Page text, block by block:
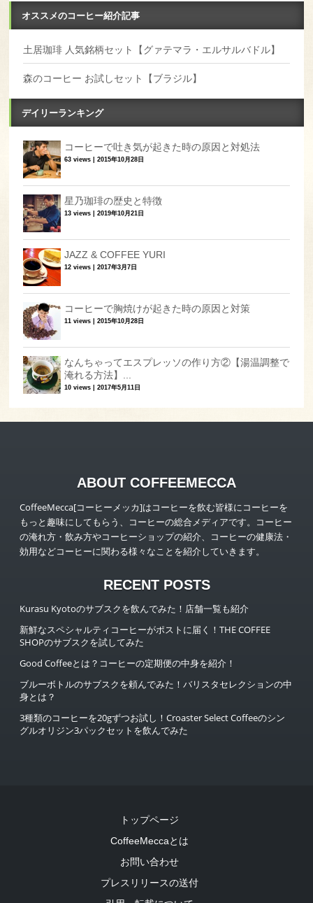
オススメのコーヒー紹介記事
土居珈琲 人気銘柄セット【グァテマラ・エルサルバドル】
森のコーヒー お試しセット【ブラジル】
デイリーランキング
コーヒーで吐き気が起きた時の原因と対処法
63 views |2015年10月28日
星乃珈琲の歴史と特徴
13 views |2019年10月21日
JAZZ & COFFEE YURI
12 views |2017年3月7日
コーヒーで胸焼けが起きた時の原因と対策
11 views |2015年10月28日
なんちゃってエスプレッソの作り方②【湯温調整で
淹れる方法】...
10 views |2017年5月11日
ABOUT COFFEEMECCA
CoffeeMecca[コーヒーメッカ]はコーヒーを飲む皆様にコーヒーを
もっと趣味にしてもらう、コーヒーの総合メディアです。コーヒー
の淹れ方・飲み方やコーヒーショップの紹介、コーヒーの健康法・
効用などコーヒーに関わる様々なことを紹介していきます。
RECENT POSTS
Kurasu Kyotoのサブスクを飲んでみた！店舗一覧も紹介
新鮮なスペシャルティコーヒーがポストに届く！THE COFFEE
SHOPのサブスクを試してみた
Good Coffeeとは？コーヒーの定期便の中身を紹介！
ブルーボトルのサブスクを頼んでみた！バリスタセレクションの中
身とは？
3種類のコーヒーを20gずつお試し！Croaster Select Coffeeのシン
グルオリジン3パックセットを飲んでみた
トップページ
CoffeeMeccaとは
お問い合わせ
プレスリリースの送付